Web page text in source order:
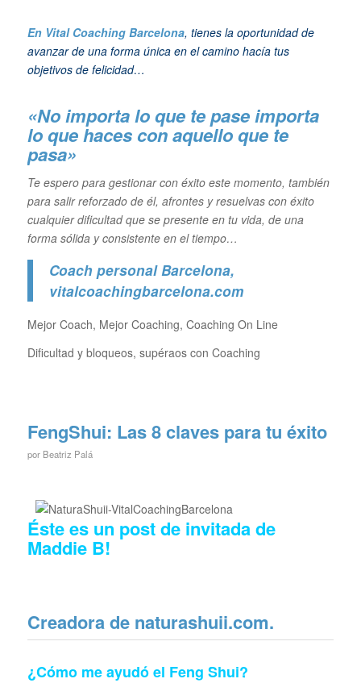
En Vital Coaching Barcelona, tienes la oportunidad de
avanzar de una forma única en el camino hacía tus
objetivos de felicidad…
«No importa lo que te pase importa
lo que haces con aquello que te
pasa»
Te espero para gestionar con éxito este momento, también
para salir reforzado de él, afrontes y resuelvas con éxito
cualquier dificultad que se presente en tu vida, de una
forma sólida y consistente en el tiempo…
Coach personal Barcelona,
vitalcoachingbarcelona.com
Mejor Coach, Mejor Coaching, Coaching On Line
Dificultad y bloqueos, supéraos con Coaching
FengShui: Las 8 claves para tu éxito
por Beatriz Palá
Éste es un post de invitada de
Maddie B!
Creadora de naturashuii.com.
¿Cómo me ayudó el Feng Shui?